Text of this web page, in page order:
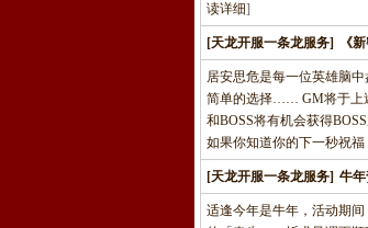
读详细]
[天龙开服一条龙服务] 《
居安思危是每一位英雄脑
简单的选择…… GM将于上
和BOSS将有机会获得
如果你知道你的下一秒祝福
[天龙开服一条龙服务] 牛
适逢今年是牛年，活动期